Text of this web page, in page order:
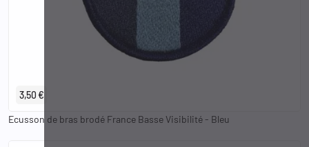
3,50 €
Ecusson de bras brodé France Basse Visibilité - Bleu